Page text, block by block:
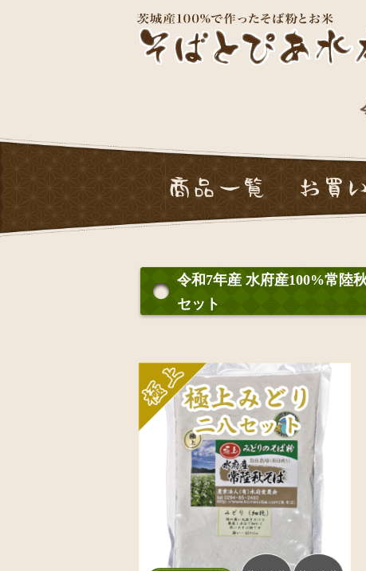
令和7年
令和7年産 水府産100%常陸
セット